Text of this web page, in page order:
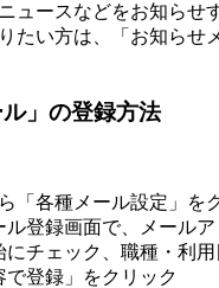
ュースなどをお知らせ
たい方は、「お知らせ
ル」の登録方法
「各種メール設定」を
ル登録画面で、メール
にチェック、職種・利
で登録」をクリック